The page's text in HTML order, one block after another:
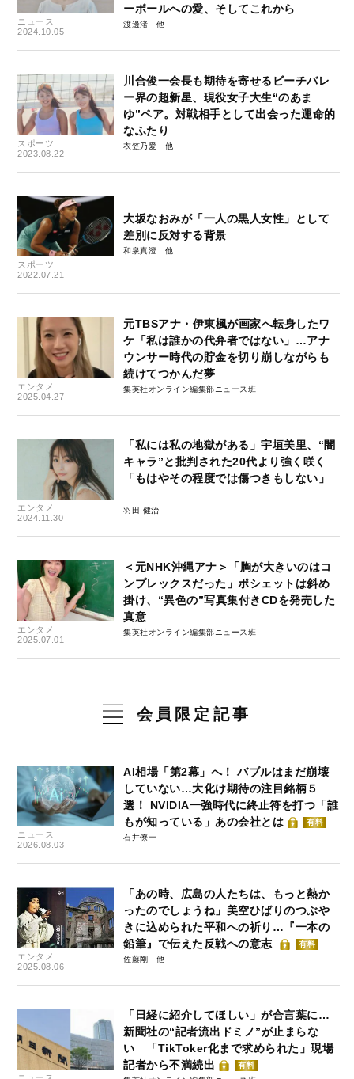
ニュース
2024.10.05
ーボールへの愛、そしてこれから
渡邊渚
スポーツ
2023.08.22
川合俊一会長も期待を寄せるビーチバレ
ー界の超新星、現役女子大生“のあま
ゆ”ペア。対戦相手として出会った運命的
なふたり
衣笠乃愛
スポーツ
2022.07.21
大坂なおみが「一人の黒人女性」として
差別に反対する背景
和泉真澄
エンタメ
2025.04.27
元TBSアナ・伊東楓が画家へ転身したワ
ケ「私は誰かの代弁者ではない」…アナ
ウンサー時代の貯金を切り崩しながらも
続けてつかんだ夢
集英社オンライン編集部ニュース班
エンタメ
2024.11.30
「私には私の地獄がある」宇垣美里、“闇
キャラ”と批判された20代より強く咲く
「もはやその程度では傷つきもしない」
羽田 健治
エンタメ
2025.07.01
＜元NHK沖縄アナ＞「胸が大きいのはコ
ンプレックスだった」ポシェットは斜め
掛け、“異色の”写真集付きCDを発売した
真意
集英社オンライン編集部ニュース班
会員限定記事
ニュース
2026.08.03
AI相場「第2幕」へ！ バブルはまだ崩壊
していない…大化け期待の注目銘柄５
選！ NVIDIA一強時代に終止符を打つ「誰
もが知っている」あの会社とは
有料
石井僚一
エンタメ
2025.08.06
「あの時、広島の人たちは、もっと熱か
ったのでしょうね」美空ひばりのつぶや
きに込められた平和への祈り…『一本の
鉛筆』で伝えた反戦への意志
有料
佐藤剛
「日経に紹介してほしい」が合言葉に…
新聞社の“記者流出ドミノ”が止まらな
い 「TikToker化まで求められた」現場
記者から不満続出
有料